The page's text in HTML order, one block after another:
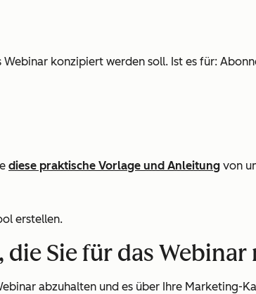
konzipiert werden soll. Ist es für:
diese praktische Vorlage und Anleitung von
erstellen.
die Sie für das
abzuhalten und es über Ihre Marketing-